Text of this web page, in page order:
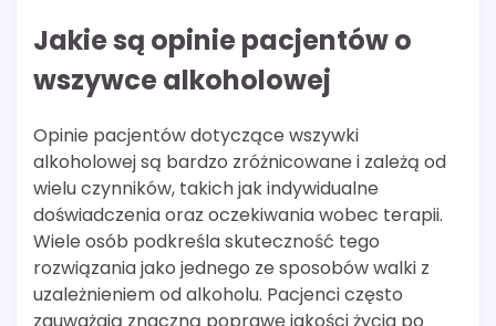
Jakie są opinie pacjentów o
wszywce alkoholowej
Opinie pacjentów dotyczące wszywki
alkoholowej są bardzo zróżnicowane i zależą od
wielu czynników, takich jak indywidualne
doświadczenia oraz oczekiwania wobec terapii.
Wiele osób podkreśla skuteczność tego
rozwiązania jako jednego ze sposobów walki z
uzależnieniem od alkoholu. Pacjenci często